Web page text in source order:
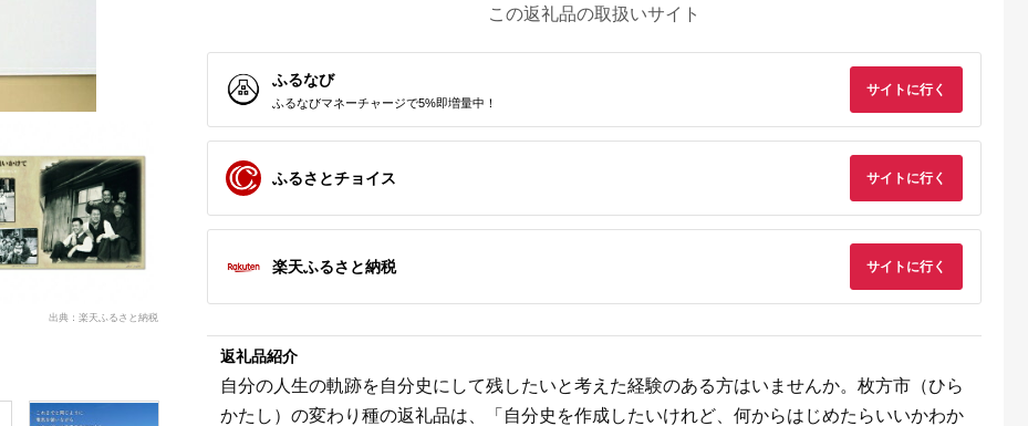
出典：楽天ふるさと納税
この返礼品の取扱いサイト
ふるなび
ふるなびマネーチャージで5%即増量中！
サイトに行く
ふるさとチョイス サイトに行く
楽天ふるさと納税 サイトに行く
返礼品紹介
自分の人生の軌跡を自分史にして残したいと考えた経験のある方はいませんか。枚方市（ひら
かたし）の変わり種の返礼品は、「自分史を作成したいけれど、何からはじめたらいいかわか